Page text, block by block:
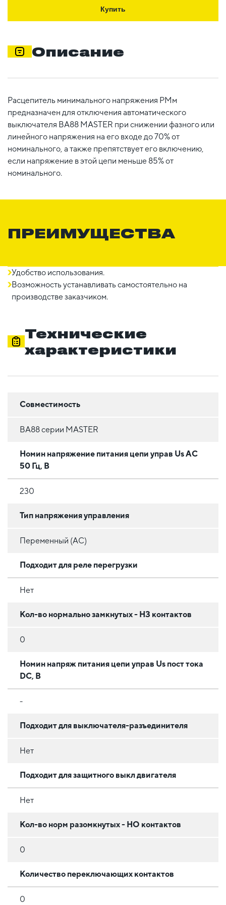
Купить
Описание
Расцепитель минимального напряжения РМм
предназначен для отключения автоматического
выключателя ВА88 MASTER при снижении фазного или
линейного напряжения на его входе до 70% от
номинального, а также препятствует его включению,
если напряжение в этой цепи меньше 85% от
номинального.
ПРЕИМУЩЕСТВА
Удобство использования.
Возможность устанавливать самостоятельно на
производстве заказчиком.
Технические
характеристики
Совместимость
ВА88 серии MASTER
Номин напряжение питания цепи управ Us AC
50 Гц, В
230
Тип напряжения управления
Переменный (AC)
Подходит для реле перегрузки
Нет
Кол-во нормально замкнутых - НЗ контактов
0
Номин напряж питания цепи управ Us пост тока
DC, В
-
Подходит для выключателя-разъединителя
Нет
Подходит для защитного выкл двигателя
Нет
Кол-во норм разомкнутых - НО контактов
0
Количество переключающих контактов
0